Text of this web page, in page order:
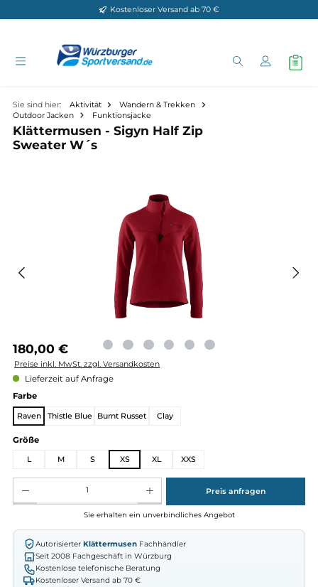
Zum Hauptinhalt springenKostenloser Versand ab 70 €
Sie sind hier: Aktivität
Wandern & Trekken
Outdoor Jacken
Funktionsjacke
Klättermusen - Sigyn Half Zip
Bildergalerie überspringen
Regulärer Preis:
180,00 €
Preise inkl. MwSt. zzgl. Versandkosten
Lieferzeit auf Anfrage
Farbe
Raven Thistle Blue Burnt Russet Clay
Größe auswählen
S XS XL XXS
Produkt Anzahl: Gib den gewünschten Wert ein oder benutze die Schaltflächen um die
Sie erhalten ein unverbindliches Angebot